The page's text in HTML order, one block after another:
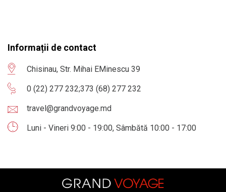
Informații de contact
Chisinau, Str. Mihai EMinescu 39
0 (22) 277 232;373 (68) 277 232
travel@grandvoyage.md
Luni - Vineri 9:00 - 19:00, Sâmbătă 10:00 - 17:00